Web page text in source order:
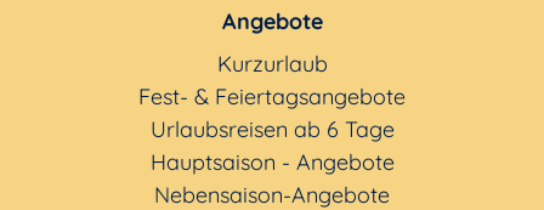
Angebote
Kurzurlaub
Fest- & Feiertagsangebote
Urlaubsreisen ab 6 Tage
Hauptsaison - Angebote
Nebensaison-Angebote